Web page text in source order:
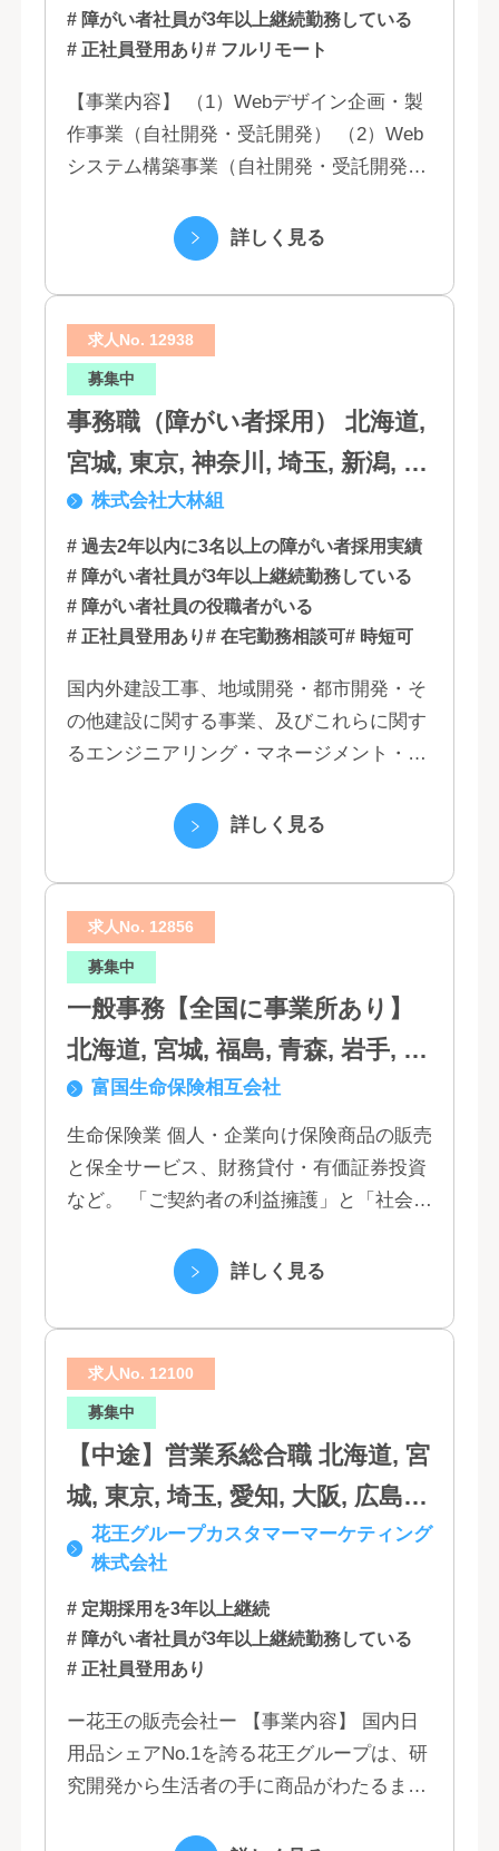
# 障がい者社員が3年以上継続勤務している
# 正社員登用あり# フルリモート
【事業内容】 （1）Webデザイン企画・製
作事業（自社開発・受託開発） （2）Web
システム構築事業（自社開発・受託開発）
（5）営業代行業務 （6...詳しく見る
求人No. 12938
募集中
事務職（障がい者採用） 北海道,
宮城, 東京, 神奈川, 埼玉, 新潟, 愛
知, 大阪, 京都, 兵庫, 広島, 香川,
福岡
株式会社大林組
# 過去2年以内に3名以上の障がい者採用実績
# 障がい者社員が3年以上継続勤務している
# 障がい者社員の役職者がいる
# 正社員登用あり# 在宅勤務相談可# 時短可
国内外建設工事、地域開発・都市開発・そ
の他建設に関する事業、及びこれらに関す
るエンジニアリング・マネージメント・コ
詳しく見る
求人No. 12856
募集中
一般事務【全国に事業所あり】
北海道, 宮城, 福島, 青森, 岩手, 秋
田, 山形, 東京, 神奈川, 千葉, 埼
玉, 茨城, 栃木, 群馬, 新潟, 石川,
富山, 福井, 長野, 山梨, 愛知, 静
岡, 三重, 岐阜, 大阪, 京都, 兵庫,
滋賀, 奈良, 和歌山, 広島, 岡山, 山
口, 鳥取, 島根, 香川, 愛媛, 徳島,
高知, 福岡, 長崎, 熊本, 鹿児島, 大
分, 宮崎, 佐賀, 沖縄
富国生命保険相互会社
生命保険業 個人・企業向け保険商品の販売
と保全サービス、財務貸付・有価証券投資
など。 「ご契約者の利益擁護」と「社会へ
づく「お客さま基点」をスローガンに掲
詳しく見る
求人No. 12100
募集中
【中途】営業系総合職 北海道, 宮
城, 東京, 埼玉, 愛知, 大阪, 広島,
福岡花王グループカスタマーマーケティング
株式会社
# 定期採用を3年以上継続
# 障がい者社員が3年以上継続勤務している
# 正社員登用あり
ー花王の販売会社ー 【事業内容】 国内日
用品シェアNo.1を誇る花王グループは、研
究開発から生活者の手に商品がわたるまで